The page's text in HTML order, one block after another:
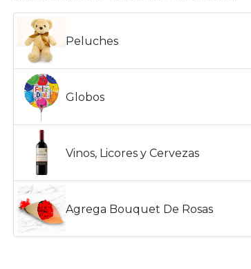
Peluches
Globos
Vinos, Licores y Cervezas
Agrega Bouquet De Rosas